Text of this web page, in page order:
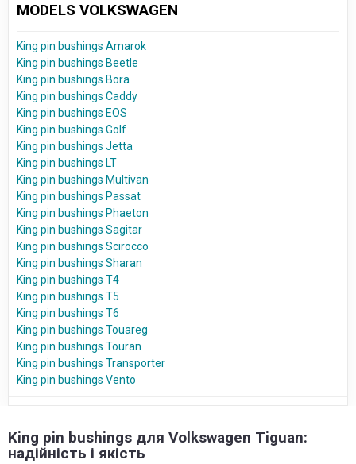
MODELS VOLKSWAGEN
King pin bushings Amarok
King pin bushings Beetle
King pin bushings Bora
King pin bushings Caddy
King pin bushings EOS
King pin bushings Golf
King pin bushings Jetta
King pin bushings LT
King pin bushings Multivan
King pin bushings Passat
King pin bushings Phaeton
King pin bushings Sagitar
King pin bushings Scirocco
King pin bushings Sharan
King pin bushings T4
King pin bushings T5
King pin bushings T6
King pin bushings Touareg
King pin bushings Touran
King pin bushings Transporter
King pin bushings Vento
King pin bushings для Volkswagen Tiguan:
надійність і якість